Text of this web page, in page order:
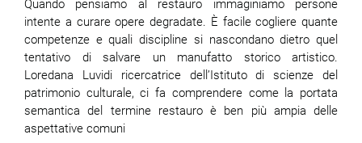
Quando pensiamo al restauro immaginiamo persone
intente a curare opere degradate. È facile cogliere quante
competenze e quali discipline si nascondano dietro quel
tentativo di salvare un manufatto storico artistico.
Loredana Luvidi ricercatrice dell’Istituto di scienze del
patrimonio culturale, ci fa comprendere come la portata
semantica del termine restauro è ben più ampia delle
aspettative comuni